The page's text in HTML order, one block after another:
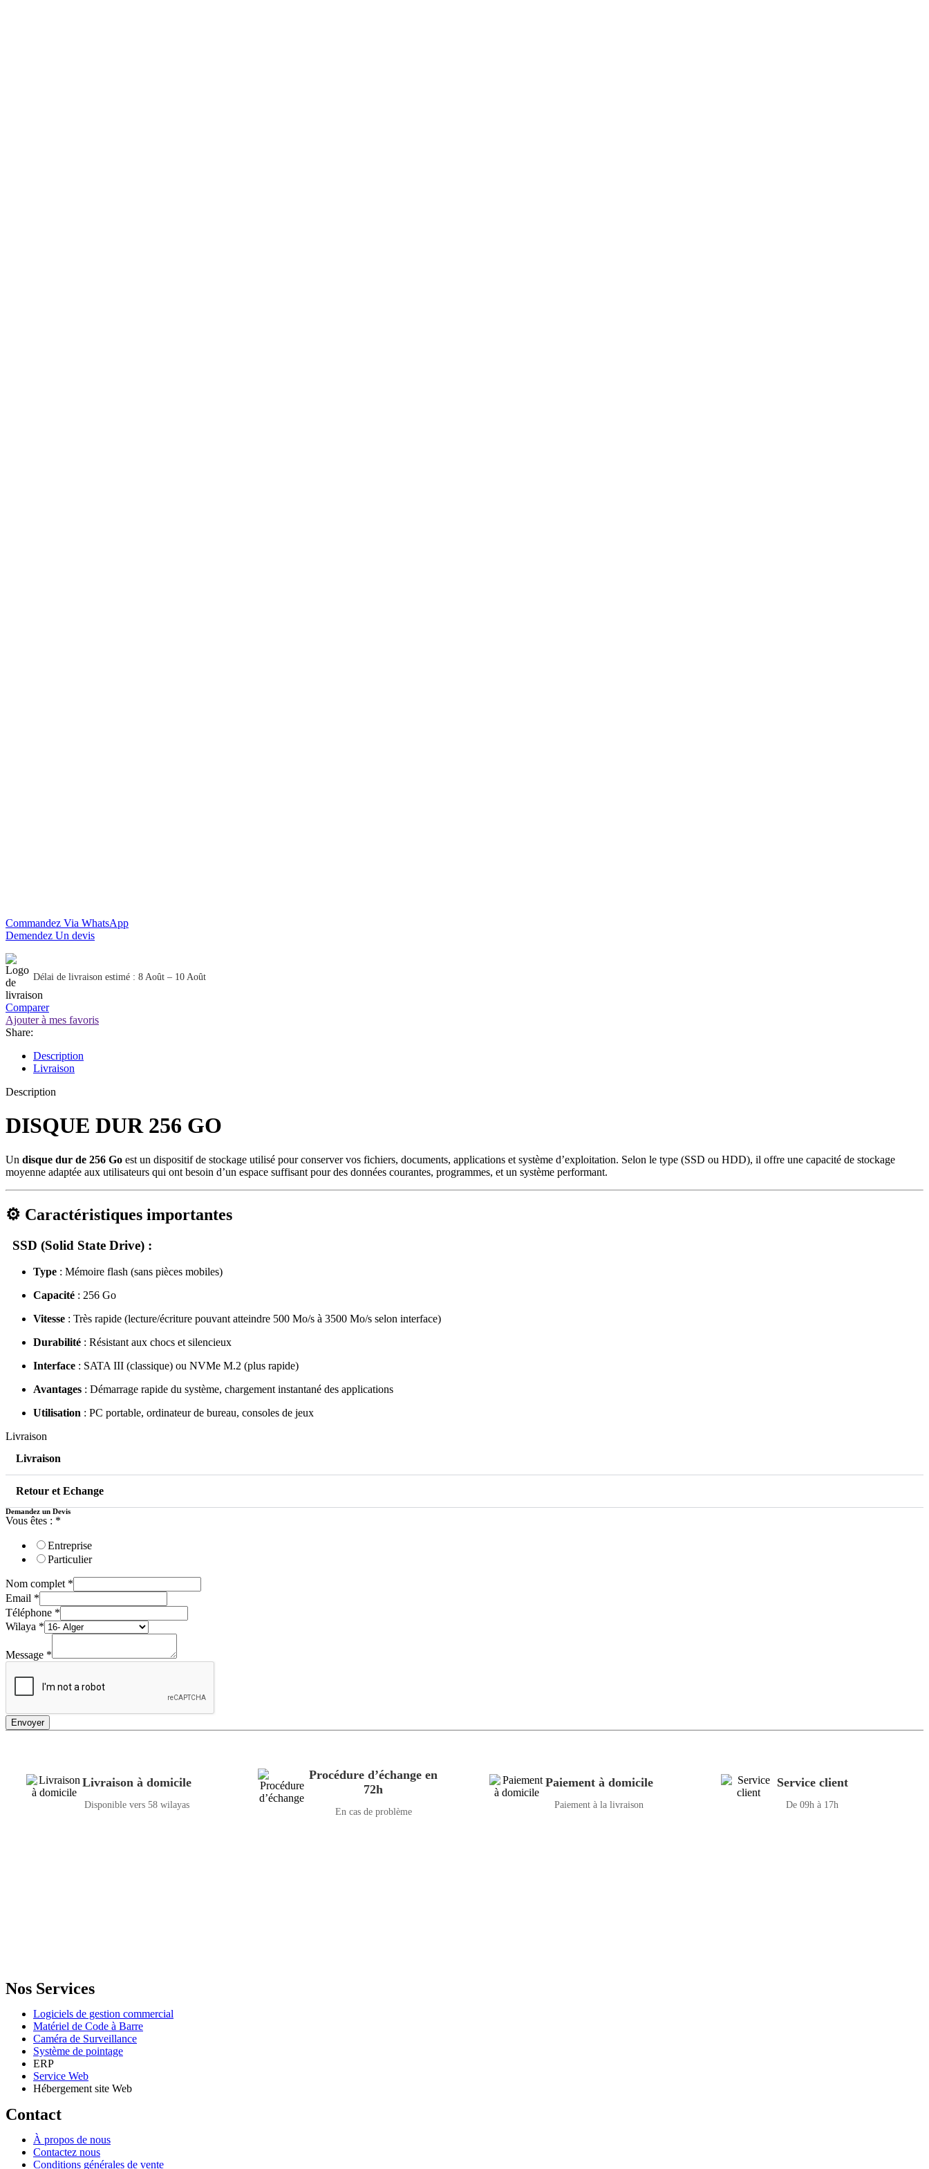
Commandez Via WhatsApp
Demendez Un devis
Délai de livraison estimé : 8 Août – 10 Août
Comparer
Ajouter à mes favoris
Share:
Description
Livraison
Description
DISQUE DUR 256 GO
Un disque dur de 256 Go est un dispositif de stockage utilisé pour conserver vos fichiers, documents, applications et système d’exploitation. Selon le type (SSD ou HDD), il offre une capacité de stockage
moyenne adaptée aux utilisateurs qui ont besoin d’un espace suffisant pour des données courantes, programmes, et un système performant.
⚙️ Caractéristiques importantes
SSD (Solid State Drive) :
Type : Mémoire flash (sans pièces mobiles)
Capacité : 256 Go
Vitesse : Très rapide (lecture/écriture pouvant atteindre 500 Mo/s à 3500 Mo/s selon interface)
Durabilité : Résistant aux chocs et silencieux
Interface : SATA III (classique) ou NVMe M.2 (plus rapide)
Avantages : Démarrage rapide du système, chargement instantané des applications
Utilisation : PC portable, ordinateur de bureau, consoles de jeux
Livraison
Livraison
Retour et Echange
Demandez un Devis
Vous êtes : *
Entreprise
Particulier
Nom complet *
Email *
Téléphone *
Wilaya *
Message *
Envoyer
Livraison à domicile
Disponible vers 58 wilayas
Procédure d’échange en
72h
En cas de problème
Paiement à domicile
Paiement à la livraison
Service client
De 09h à 17h
Nos Services
Logiciels de gestion commercial
Matériel de Code à Barre
Caméra de Surveillance
Système de pointage
ERP
Service Web
Hébergement site Web
Contact
À propos de nous
Contactez nous
Conditions générales de vente